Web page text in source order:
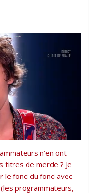
n’en ont
titres de merde ? Je
le fond du fond avec
programmateurs,